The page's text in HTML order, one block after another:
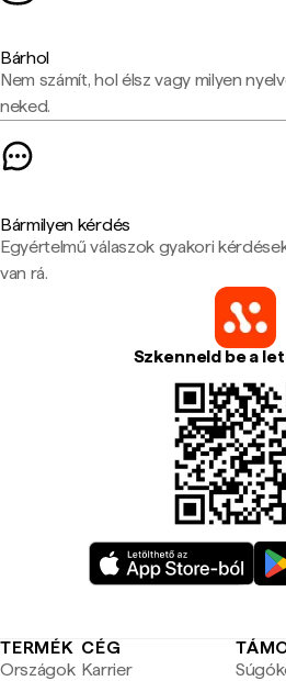
Bárhol
Nem számít, hol élsz vagy milyen
neked.
Bármilyen kérdés
Egyértelmű válaszok gyakori
van rá.
Szkenneld be a
TERMÉK
Országok
CÉG
Karrier